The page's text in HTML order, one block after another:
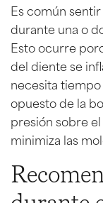
Es común
durante una o
Esto ocurre
del diente se
necesita
opuesto de la
presión sobre
minimiza las